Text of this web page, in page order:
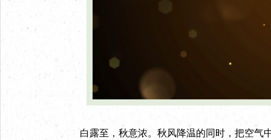
白露至，秋意浓。秋风降温的同时，把空气中